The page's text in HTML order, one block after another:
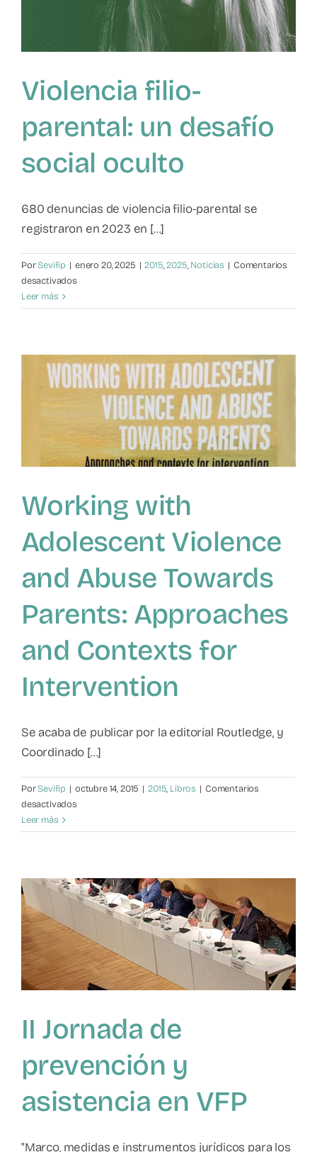
Violencia filio-
parental: un desafío
social oculto
680 denuncias de violencia filio-parental se
registraron en 2023 en [...]
PorSevifip | enero 20, 2025 | 2015,2025,Noticias | Comentarios
desactivadosen
filio-
desafío
social
oculto
Leer más
Working with
Adolescent Violence
and Abuse Towards
Parents: Approaches
and Contexts for
Intervention
Se acaba de publicar por la editorial Routledge, y
Coordinado [...]
PorSevifip | octubre 14, 2015 | 2015, Libros | Comentarios
desactivadosen
with
and
Abuse
Towards
Parents:
Approaches
and
Contexts
for
Leer más
II Jornada de
prevención y
asistencia en VFP
"Marco, medidas e instrumentos jurídicos para los